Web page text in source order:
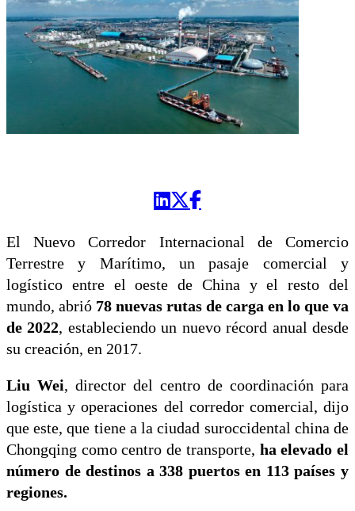
El Nuevo Corredor Internacional de Comercio
Terrestre y Marítimo, un pasaje comercial y
logístico entre el oeste de China y el resto del
mundo, abrió 78 nuevas rutas de carga en lo que va
de 2022, estableciendo un nuevo récord anual desde
su creación, en 2017.
Liu Wei, director del centro de coordinación para
logística y operaciones del corredor comercial, dijo
que este, que tiene a la ciudad suroccidental china de
Chongqing como centro de transporte, ha elevado el
número de destinos a 338 puertos en 113 países y
regiones.